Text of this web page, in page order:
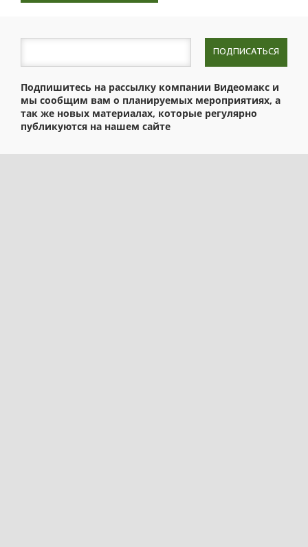
ПОДПИСАТЬСЯ
Подпишитесь на рассылку компании Видеомакс и
мы сообщим вам о планируемых мероприятиях, а
так же новых материалах, которые регулярно
публикуются на нашем сайте